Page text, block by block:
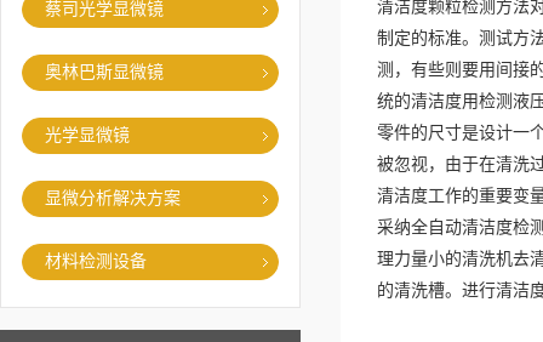
蔡司光学显微镜
奥林巴斯显微镜
光学显微镜
显微分析解决方案
材料检测设备
清洁度颗粒检测方法
制定的标准。测试方
测，有些则要用间接
统的清洁度用检测液
零件的尺寸是设计一
被忽视，由于在清洗
清洁度工作的重要变
采纳全自动清洁度检
理力量小的清洗机去
的清洗槽。进行清洁